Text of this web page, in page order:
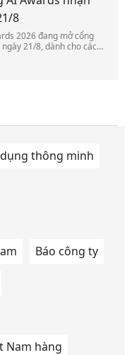
8
2026 đang mở cổng
21/8, dành cho các
thông minh
Báo công ty
Nam hàng